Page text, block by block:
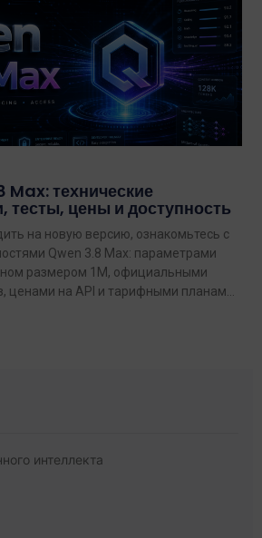
технические
тесты, цены и доступность
на новую версию, ознакомьтесь с
Qwen 3.8 Max: параметрами
размером 1M, официальными
ценами на API и тарифными планами
интеллекта